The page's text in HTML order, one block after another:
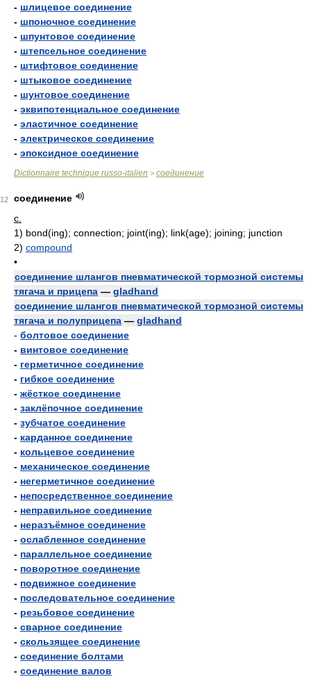
- шлицевое соединение
- шпоночное соединение
- шпунтовое соединение
- штепсельное соединение
- штифтовое соединение
- штыковое соединение
- шунтовое соединение
- эквипотенциальное соединение
- эластичное соединение
- электрическое соединение
- эпоксидное соединение
Dictionnaire technique russo-italien > соединение
12
соединение
с.
1) bond(ing); connection; joint(ing); link(age); joining; junction
2) compound
•
соединение шлангов пневматической тормозной системы
тягача и прицепа — gladhand
соединение шлангов пневматической тормозной системы
тягача и полуприцепа — gladhand
- болтовое соединение
- винтовое соединение
- герметичное соединение
- гибкое соединение
- жёсткое соединение
- заклёпочное соединение
- зубчатое соединение
- карданное соединение
- кольцевое соединение
- механическое соединение
- негерметичное соединение
- непосредственное соединение
- неправильное соединение
- неразъёмное соединение
- ослабленное соединение
- параллельное соединение
- поворотное соединение
- подвижное соединение
- последовательное соединение
- резьбовое соединение
- сварное соединение
- скользящее соединение
- соединение болтами
- соединение валов